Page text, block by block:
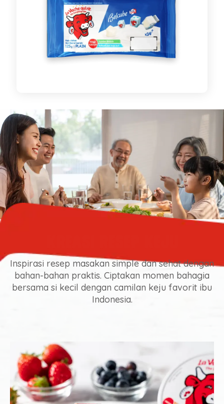
Inspirasi resep masakan simple dan sehat dengan
bahan-bahan praktis. Ciptakan momen bahagia
bersama si kecil dengan camilan keju favorit ibu
Indonesia.